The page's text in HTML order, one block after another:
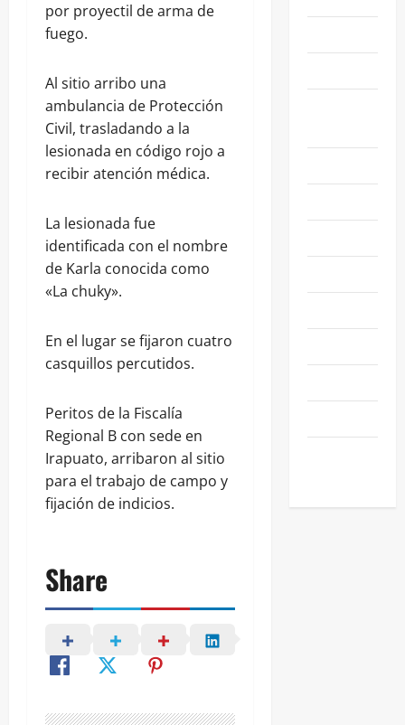
por proyectil de arma de
fuego.
Al sitio arribo una
ambulancia de Protección
Civil, trasladando a la
lesionada en código rojo a
recibir atención médica.
La lesionada fue
identificada con el nombre
de Karla conocida como
«La chuky».
En el lugar se fijaron cuatro
casquillos percutidos.
Peritos de la Fiscalía
Regional B con sede en
Irapuato, arribaron al sitio
para el trabajo de campo y
fijación de indicios.
Share